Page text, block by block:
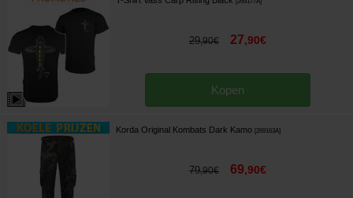
29,90€ 27,90€
Kopen
Korda Original Kombats Dark Kamo 269163A]
79,90€ 69,90€